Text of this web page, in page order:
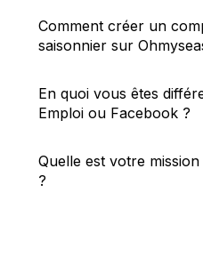
Comment créer un
saisonnier sur
En quoi vous êtes
Emploi ou Facebook ?
Quelle est votre
?